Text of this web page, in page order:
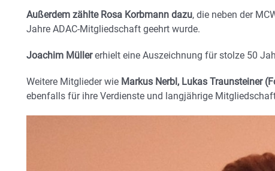
Außerdem zählte Rosa Korbmann dazu, die neben der
Jahre ADAC-Mitgliedschaft geehrt wurde.
Joachim Müllererhielt eine Auszeichnung für stolze 50
Weitere Mitglieder wie Markus Nerbl, Lukas Traunsteiner
ebenfalls für ihre Verdienste und langjährige